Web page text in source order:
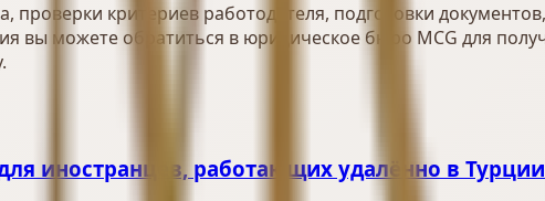
критериев работодателя, подготовки
вы можете обратиться в юридическое бюро MCG для
иностранцев, работающих удалённо в Турции